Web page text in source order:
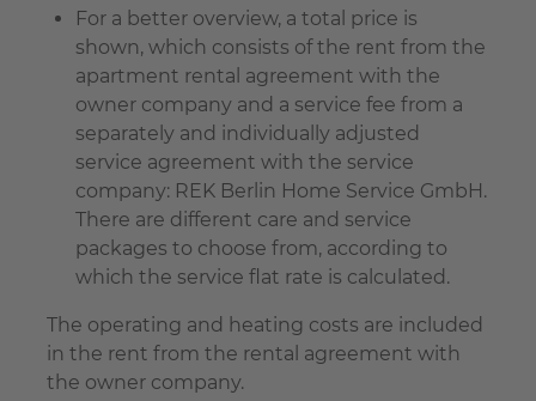
For a better overview, a total price is
shown, which consists of the rent from the
apartment rental agreement with the
owner company and a service fee from a
separately and individually adjusted
service agreement with the service
company: REK Berlin Home Service GmbH.
There are different care and service
packages to choose from, according to
which the service flat rate is calculated.
The operating and heating costs are included
in the rent from the rental agreement with
the owner company.